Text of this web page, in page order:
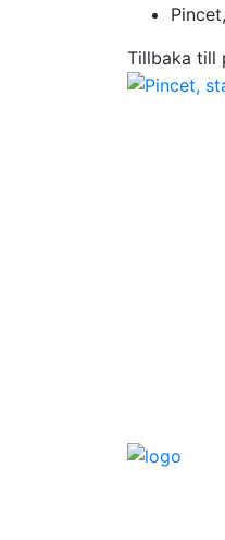
Tillbaka till